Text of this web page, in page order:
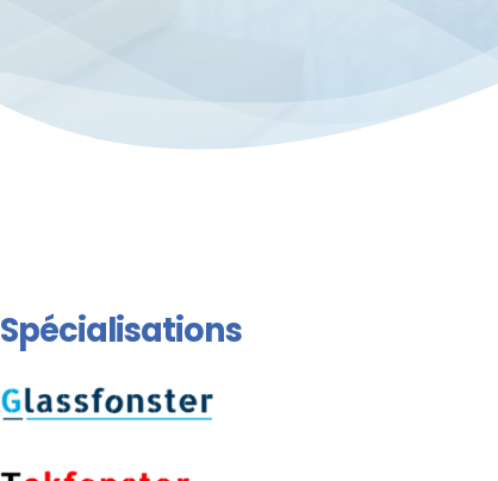
Spécialisations